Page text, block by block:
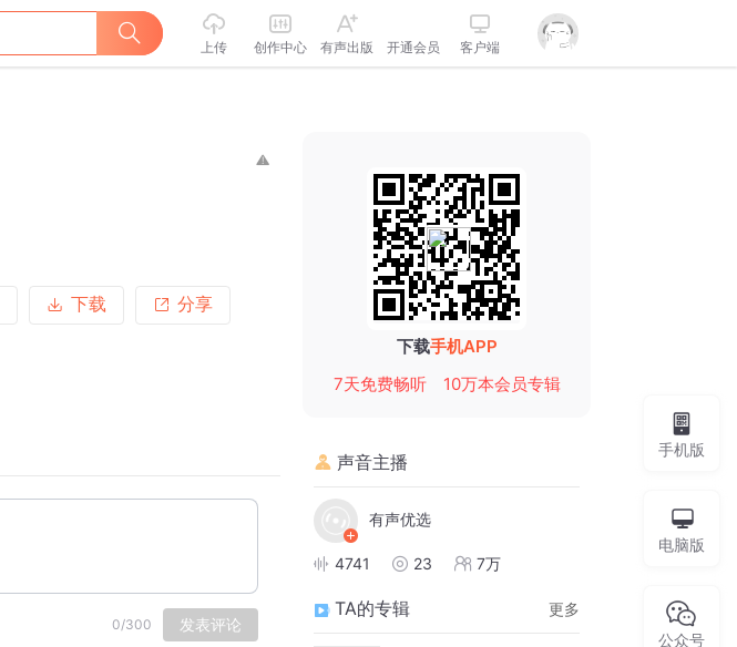
上传 创作中心 有声出版 开通会员 客户端
下载 分享
0/300 发表评论
下载手机APP
7天免费畅听
10万本会员专辑
声音主播
有声优选
4741 23 7万
TA的专辑 更多
手机版
电脑版
公众号